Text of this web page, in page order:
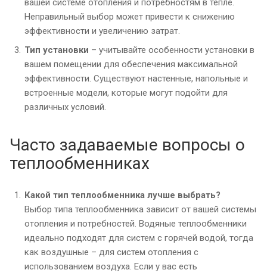
вашей системе отопления и потребностям в тепле.
Неправильный выбор может привести к снижению
эффективности и увеличению затрат.
Тип установки – учитывайте особенности установки в
вашем помещении для обеспечения максимальной
эффективности. Существуют настенные, напольные и
встроенные модели, которые могут подойти для
различных условий.
Часто задаваемые вопросы о
теплообменниках
Какой тип теплообменника лучше выбрать?
Выбор типа теплообменника зависит от вашей системы
отопления и потребностей. Водяные теплообменники
идеально подходят для систем с горячей водой, тогда
как воздушные – для систем отопления с
использованием воздуха. Если у вас есть